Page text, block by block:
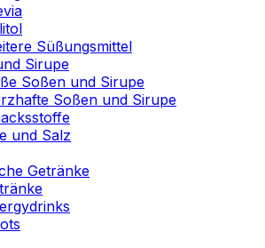
Süßungsmittel
Sirupe
Soßen und Sirupe
Soßen und Sirupe
und Salz
Getränke